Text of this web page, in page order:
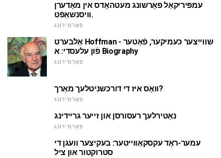
עמפּיריקאַל פאָרשונג מעטהאָדס אין מאָדערן
וויסנשאַפֿט.
פאָרמירונג
אַלבערט Hoffman - שווייצער כעמיקער, פֿאָטער
פֿון עלעסדי: א Biography
פאָרמירונג
וואָס איז די דורכשניטלעך מאַרך?
פאָרמירונג
נאַטירלעך רעסורסן און זייער גריידינג
פאָרמירונג
עמער-ראָד עקסקאַווייטער: בעקיצער וועגן די
סטרוקטור און ציל